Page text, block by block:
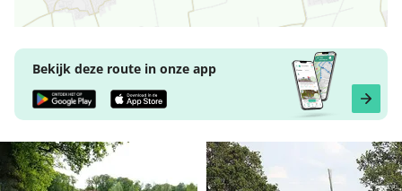
Bekijk deze route in onze app